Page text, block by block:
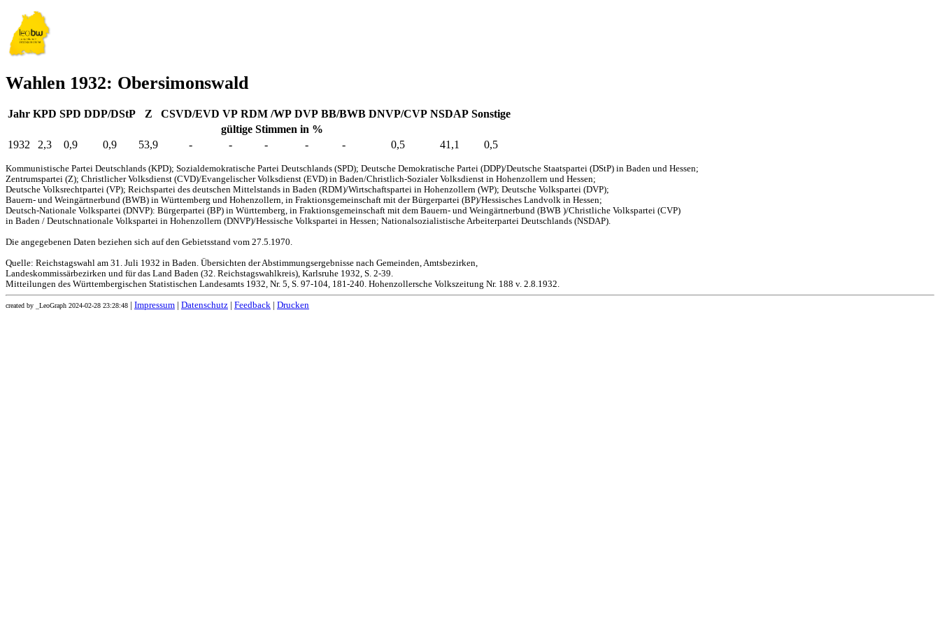
Wahlen 1932: Obersimonswald
Jahr KPD SPD DDP/DStP Z CSVD/EVD VP RDM /WP DVP BB/BWB DNVP/CVP NSDAP Sonstige
gültige Stimmen in %
1932
2,3 0,9 0,9 53,9 - - - - - 0,5 41,1 0,5
Kommunistische Partei Deutschlands (KPD); Sozialdemokratische Partei Deutschlands (SPD); Deutsche Demokratische Partei (DDP)/Deutsche Staatspartei (DStP) in Baden und Hessen;
Zentrumspartei (Z); Christlicher Volksdienst (CVD)/Evangelischer Volksdienst (EVD) in Baden/Christlich-Sozialer Volksdienst in Hohenzollern und Hessen;
Deutsche Volksrechtpartei (VP); Reichspartei des deutschen Mittelstands in Baden (RDM)/Wirtschaftspartei in Hohenzollern (WP); Deutsche Volkspartei (DVP);
Bauern- und Weingärtnerbund (BWB) in Württemberg und Hohenzollern, in Fraktionsgemeinschaft mit der Bürgerpartei (BP)/Hessisches Landvolk in Hessen;
Deutsch-Nationale Volkspartei (DNVP): Bürgerpartei (BP) in Württemberg, in Fraktionsgemeinschaft mit dem Bauern- und Weingärtnerbund (BWB )/Christliche Volkspartei (CVP)
in Baden / Deutschnationale Volkspartei in Hohenzollern (DNVP)/Hessische Volkspartei in Hessen; Nationalsozialistische Arbeiterpartei Deutschlands (NSDAP).
Die angegebenen Daten beziehen sich auf den Gebietsstand vom 27.5.1970.
Quelle: Reichstagswahl am 31. Juli 1932 in Baden. Übersichten der Abstimmungsergebnisse nach Gemeinden, Amtsbezirken,
Landeskommissärbezirken und für das Land Baden (32. Reichstagswahlkreis), Karlsruhe 1932, S. 2-39.
Mitteilungen des Württembergischen Statistischen Landesamts 1932, Nr. 5, S. 97-104, 181-240. Hohenzollersche Volkszeitung Nr. 188 v. 2.8.1932.
created by _LeoGraph 2024-02-28 23:28:48 Impressum Datenschutz Feedback Drucken